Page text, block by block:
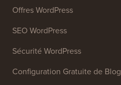
Offres WordPress
SEO WordPress
Sécurité WordPress
Configuration Gratuite de Blog